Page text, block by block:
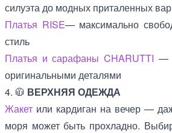
силуэта до модных приталенных
Платья RISE— максимально
стиль
Платья и сарафаны CHARUTTI —
оригинальными деталями
4. 🧥 ВЕРХНЯЯ ОДЕЖДА
Жакет или кардиган на вечер —
моря может быть прохладно.